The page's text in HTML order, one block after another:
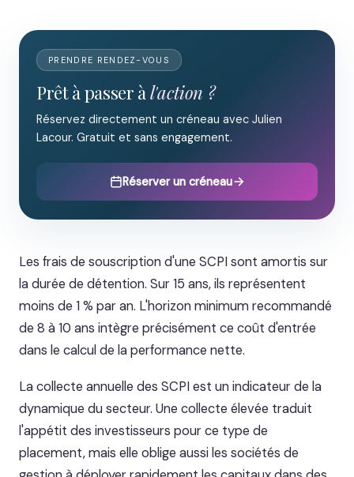
PRENDRE RENDEZ-VOUS
Prêt à passer àl'action ?
Réservez directement un créneau avec Julien
Lacour. Gratuit et sans engagement.
Réserver un créneau
Les frais de souscription d'une SCPI sont amortis sur
la durée de détention. Sur 15 ans, ils représentent
moins de 1 % par an. L'horizon minimum recommandé
de 8 à 10 ans intègre précisément ce coût d'entrée
dans le calcul de la performance nette.
La collecte annuelle des SCPI est un indicateur de la
dynamique du secteur. Une collecte élevée traduit
l'appétit des investisseurs pour ce type de
placement, mais elle oblige aussi les sociétés de